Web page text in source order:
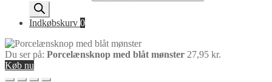
Indkøbskurv 0
Du ser på: Porcelænsknop med blåt mønster 27,95 kr.
Køb nu